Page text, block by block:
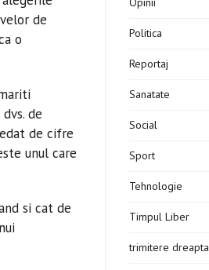
de
o
de
de cifre
unul care
si cat de
Politica
Reportaj
Sanatate
Social
Sport
Tehnologie
Timpul Liber
trimitere dreapta